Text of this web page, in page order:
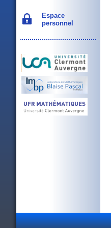
Espace
personnel